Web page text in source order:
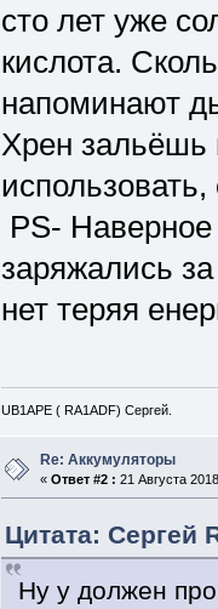
сто лет уже
кислота.
напоминают
Хрен зальёшь
PS- Наверное
заряжались
нет теряя
UB1APE ( RA1ADF) Сергей.
Re: Аккумуляторы
« Ответ #2 : 21 Августа
Цитата: Сергей
Ну у должен